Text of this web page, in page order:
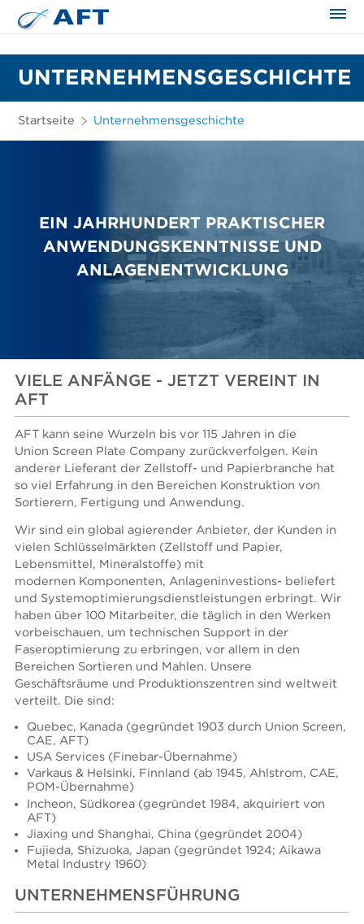
UNTERNEHMENSGESCHICHTE
Startseite Unternehmensgeschichte
EIN JAHRHUNDERT PRAKTISCHER
ANWENDUNGSKENNTNISSE UND
ANLAGENENTWICKLUNG
VIELE ANFÄNGE - JETZT VEREINT IN
AFT
AFT kann seine Wurzeln bis vor 115 Jahren in die
Union Screen Plate Company zurückverfolgen. Kein
anderer Lieferant der Zellstoff- und Papierbranche hat
so viel Erfahrung in den Bereichen Konstruktion von
Sortierern, Fertigung und Anwendung.
Wir sind ein global agierender Anbieter, der Kunden in
vielen Schlüsselmärkten (Zellstoff und Papier,
Lebensmittel, Mineralstoffe) mit
modernen Komponenten, Anlageninvestions- beliefert
und Systemoptimierungsdienstleistungen erbringt. Wir
haben über 100 Mitarbeiter, die täglich in den Werken
vorbeischauen, um technischen Support in der
Faseroptimierung zu erbringen, vor allem in den
Bereichen Sortieren und Mahlen. Unsere
Geschäftsräume und Produktionszentren sind weltweit
verteilt. Die sind:
Quebec, Kanada (gegründet 1903 durch Union Screen,
CAE, AFT)
USA Services (Finebar-Übernahme)
Varkaus & Helsinki, Finnland (ab 1945, Ahlstrom, CAE,
POM-Übernahme)
Incheon, Südkorea (gegründet 1984, akquiriert von
AFT)
Jiaxing und Shanghai, China (gegründet 2004)
Fujieda, Shizuoka, Japan (gegründet 1924; Aikawa
Metal Industry 1960)
UNTERNEHMENSFÜHRUNG